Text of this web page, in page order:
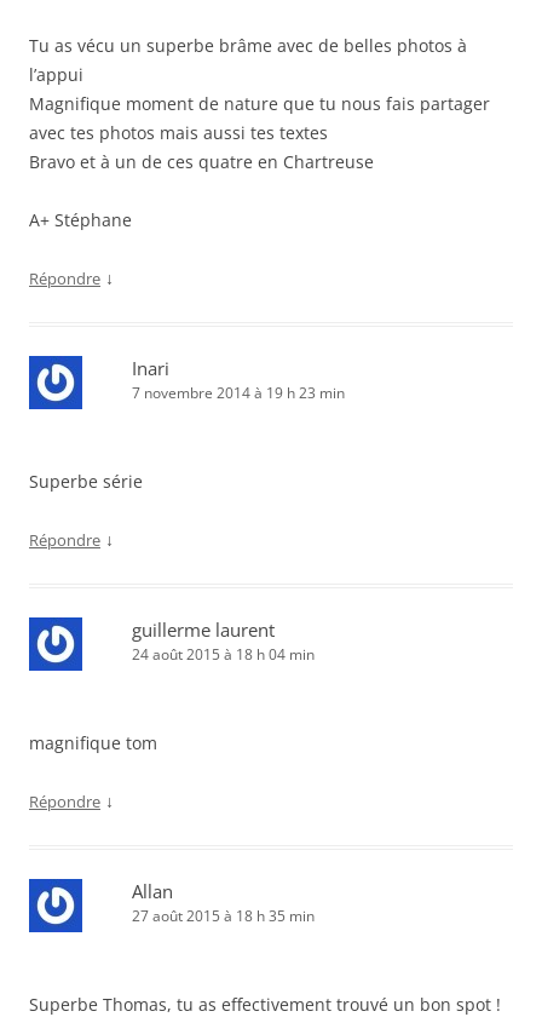
Tu as vécu un superbe brâme avec de belles photos à
l’appui
Magnifique moment de nature que tu nous fais partager
avec tes photos mais aussi tes textes
Bravo et à un de ces quatre en Chartreuse
A+ Stéphane
Répondre ↓
Inari
7 novembre 2014 à 19 h 23 min
Superbe série
Répondre ↓
guillerme laurent
24 août 2015 à 18 h 04 min
magnifique tom
Répondre ↓
Allan
27 août 2015 à 18 h 35 min
Superbe Thomas, tu as effectivement trouvé un bon spot !